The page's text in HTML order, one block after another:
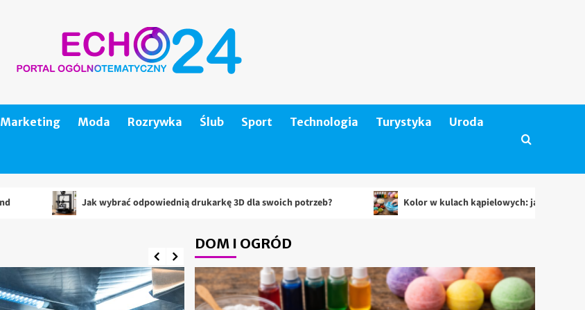
Marketing Moda Rozrywka Ślub Sport Technologia Turystyka Uroda
Jak wybrać odpowiednią drukarkę 3D dla swoich potrzeb? Kolor w kulach kąpielowych: jakie barwniki są najlepsze i
DOM I OGRÓD